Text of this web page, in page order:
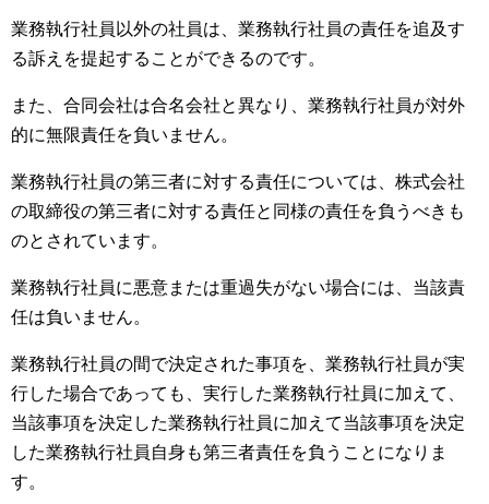
業務執行社員以外の社員は、業務執行社員の責任を追及す
る訴えを提起することができるのです。
また、合同会社は合名会社と異なり、業務執行社員が対外
的に無限責任を負いません。
業務執行社員の第三者に対する責任については、株式会社
の取締役の第三者に対する責任と同様の責任を負うべきも
のとされています。
業務執行社員に悪意または重過失がない場合には、当該責
任は負いません。
業務執行社員の間で決定された事項を、業務執行社員が実
行した場合であっても、実行した業務執行社員に加えて、
当該事項を決定した業務執行社員に加えて当該事項を決定
した業務執行社員自身も第三者責任を負うことになりま
す。